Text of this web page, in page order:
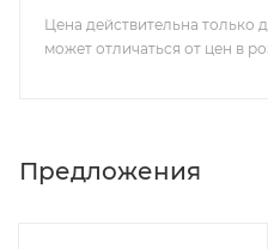
Цена действительна только
может отличаться от цен в
Предложения